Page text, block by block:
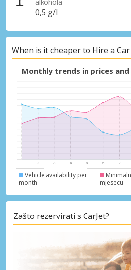
alkohola
0,5 g/l
When is it cheaper to Hire a
Monthly trends in prices
Vehicle availability per
month
mjesecu
Zašto rezervirati s CarJet?
Posebni popusti
Pristupite ekskluzivnim
dobavljača